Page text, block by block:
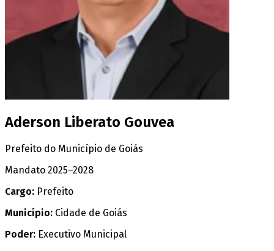
Aderson Liberato Gouvea
Prefeito do Município de Goiás
Mandato 2025–2028
Cargo: Prefeito
Município: Cidade de Goiás
Poder: Executivo Municipal